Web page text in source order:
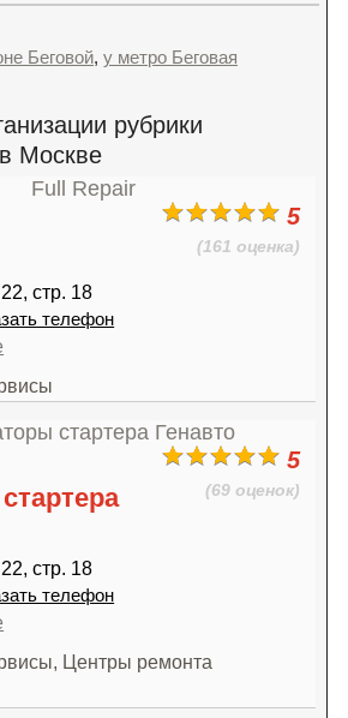
Беговой, у метро Беговая
рубрики
Москве
5
(161 оценка)
стр. 18
телефон
5
(69 оценок)
стр. 18
телефон
Центры ремонта